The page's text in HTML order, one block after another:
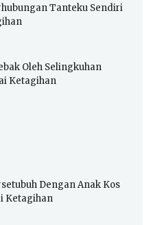
Tanteku Sendiri
Oleh Selingkuhan
Ketagihan
Dengan Anak Kos
Ketagihan